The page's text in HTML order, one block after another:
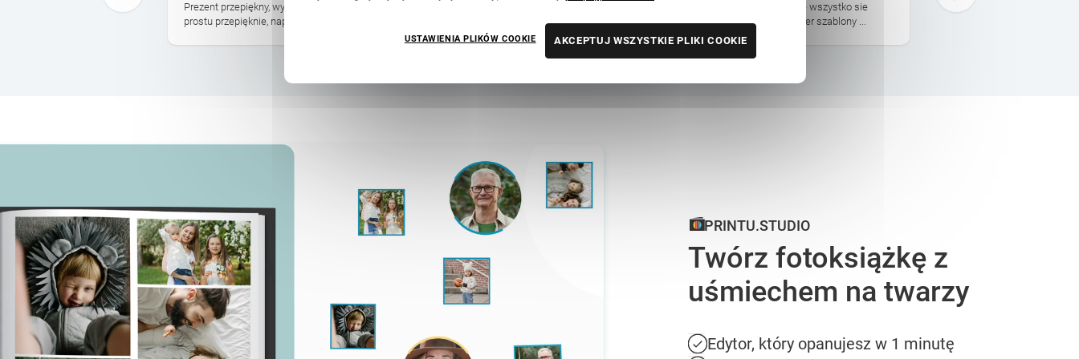
Prezent przepiękny, wysokiej jakości. Osoby obdarowane wzruszone, po
prostu przepięknie, naprawdę polecam i dziękuję za tak ...
przyjemnoscia. Bałam sie, ze nie dojdzie na czas, ale wszystko sie
dobrze ułożyło i książka dotarła. Polecam Printu. Super szablony ...
projektuje. Realizacja
PRINTU.STUDIO
Twórz fotoksiążkę z
uśmiechem na twarzy
Edytor, który opanujesz w 1 minutę
USTAWIENIA PLIKÓW COOKIE AKCEPTUJ WSZYSTKIE PLIKI COOKIE